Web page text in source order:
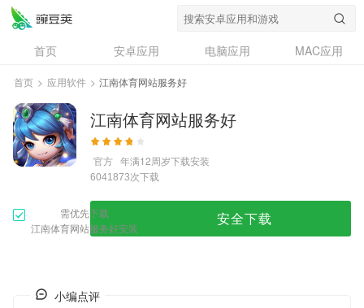
首页 安卓应用 电脑应用
MAC应用
资讯
专题
问答
首页 > 应用软件 > 江南体育网站服务好
江南体育网站服务好
官方 年满12周岁下载安装
6041873次下载
需优先下载
江南体育网站服务好安装
安全下载
小编点评